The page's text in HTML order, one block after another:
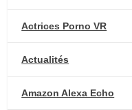
Actrices Porno VR
Actualités
Amazon Alexa Echo